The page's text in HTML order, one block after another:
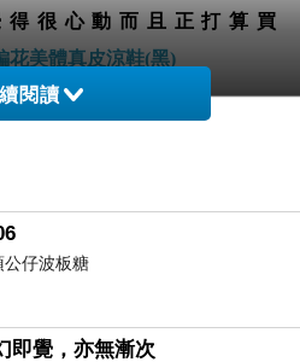
得很心動而且正打算買
花美體真皮涼鞋(黑)
小時都能買，上網慢慢挑選，
員臉色
閱讀
仔波板糖
即覺，亦無漸次